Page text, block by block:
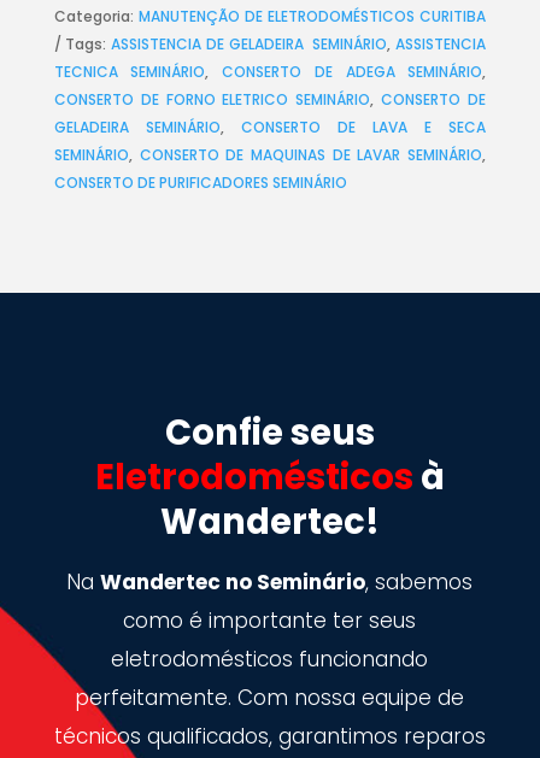
Categoria: MANUTENÇÃO DE ELETRODOMÉSTICOS CURITIBA
Tags:ASSISTENCIA DE GELADEIRA SEMINÁRIO, ASSISTENCIA
TECNICA SEMINÁRIO,CONSERTO DE ADEGA SEMINÁRIO,
CONSERTO DE FORNO ELETRICO SEMINÁRIO,CONSERTO DE
GELADEIRA SEMINÁRIO, CONSERTO DE LAVA E SECA
SEMINÁRIO, CONSERTO DE MAQUINAS DE LAVAR SEMINÁRIO,
CONSERTO DE PURIFICADORES SEMINÁRIO
Confie seus
Eletrodomésticos à
Wandertec!
NaWandertec no Seminário, sabemos
como é importante ter seus
eletrodomésticos funcionando
perfeitamente. Com nossa equipe de
técnicos qualificados, garantimos reparos